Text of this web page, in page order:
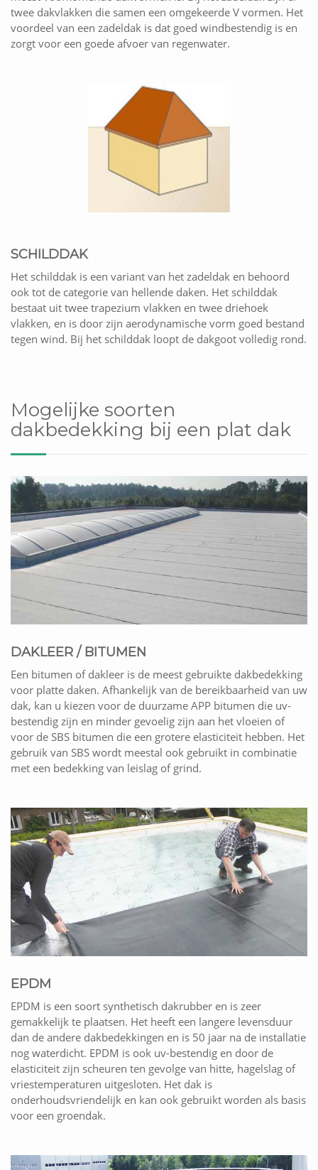
twee dakvlakken die samen een omgekeerde V vormen. Het
voordeel van een zadeldak is dat goed windbestendig is en
zorgt voor een goede afvoer van regenwater.
SCHILDDAK
Het schilddak is een variant van het zadeldak en behoord
ook tot de categorie van hellende daken. Het schilddak
bestaat uit twee trapezium vlakken en twee driehoek
vlakken, en is door zijn aerodynamische vorm goed bestand
tegen wind. Bij het schilddak loopt de dakgoot volledig rond.
Mogelijke soorten
dakbedekking bij een plat dak
DAKLEER / BITUMEN
Een bitumen of dakleer is de meest gebruikte dakbedekking
voor platte daken. Afhankelijk van de bereikbaarheid van uw
dak, kan u kiezen voor de duurzame APP bitumen die uv-
bestendig zijn en minder gevoelig zijn aan het vloeien of
voor de SBS bitumen die een grotere elasticiteit hebben. Het
gebruik van SBS wordt meestal ook gebruikt in combinatie
met een bedekking van leislag of grind.
EPDM
EPDM is een soort synthetisch dakrubber en is zeer
gemakkelijk te plaatsen. Het heeft een langere levensduur
dan de andere dakbedekkingen en is 50 jaar na de installatie
nog waterdicht. EPDM is ook uv-bestendig en door de
elasticiteit zijn scheuren ten gevolge van hitte, hagelslag of
vriestemperaturen uitgesloten. Het dak is
onderhoudsvriendelijk en kan ook gebruikt worden als basis
voor een groendak.